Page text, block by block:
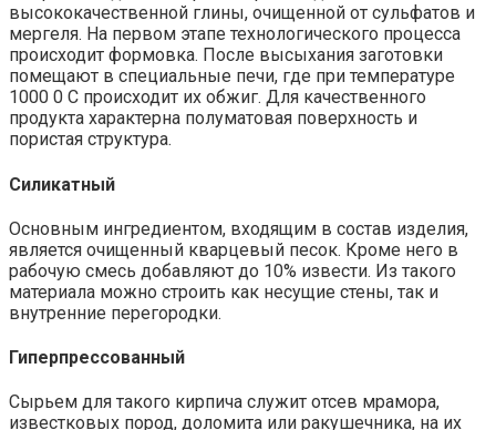
высококачественной глины, очищенной от сульфатов и
мергеля. На первом этапе технологического процесса
происходит формовка. После высыхания заготовки
помещают в специальные печи, где при температуре
1000 0 С происходит их обжиг. Для качественного
продукта характерна полуматовая поверхность и
пористая структура.
Силикатный
Основным ингредиентом, входящим в состав изделия,
является очищенный кварцевый песок. Кроме него в
рабочую смесь добавляют до 10% извести. Из такого
материала можно строить как несущие стены, так и
внутренние перегородки.
Гиперпрессованный
Сырьем для такого кирпича служит отсев мрамора,
известковых пород, доломита или ракушечника, на их